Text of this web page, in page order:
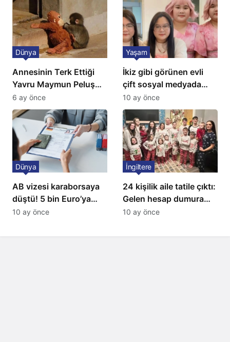
Annesinin Terk Ettiği
Yavru Maymun Peluş
Oyuncağını Anne Bildi
Dünya
6 ay önce
İkiz gibi görünen evli
çift sosyal medyada
gündem oldu
Yaşam
10 ay önce
AB vizesi karaborsaya
düştü! 5 bin Euro’ya
varan fiyatlarla
Dünya
10 ay önce
24 kişilik aile tatile çıktı:
Gelen hesap dumura
uğrattı
İngiltere
10 ay önce